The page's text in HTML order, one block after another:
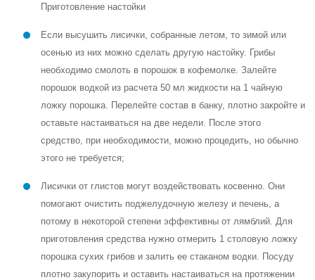
Приготовление настойки
Если высушить лисички, собранные летом, то зимой или
осенью из них можно сделать другую настойку. Грибы
необходимо смолоть в порошок в кофемолке. Залейте
порошок водкой из расчета 50 мл жидкости на 1 чайную
ложку порошка. Перелейте состав в банку, плотно закройте и
оставьте настаиваться на две недели. После этого
средство, при необходимости, можно процедить, но обычно
этого не требуется;
Лисички от глистов могут воздействовать косвенно. Они
помогают очистить поджелудочную железу и печень, а
потому в некоторой степени эффективны от лямблий. Для
приготовления средства нужно отмерить 1 столовую ложку
порошка сухих грибов и залить ее стаканом водки. Посуду
плотно закупорить и оставить настаиваться на протяжении